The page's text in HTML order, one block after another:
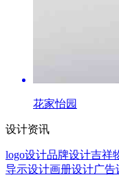
花家怡园
设计资讯
logo设计品牌设计吉祥
导示设计画册设计广告